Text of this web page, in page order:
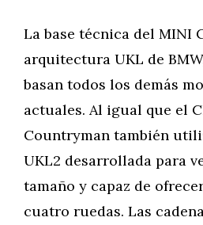
La base técnica del MINI
arquitectura UKL de
basan todos los demás
actuales. Al igual que el
Countryman también
UKL2 desarrollada para
tamaño y capaz de
cuatro ruedas. Las